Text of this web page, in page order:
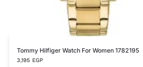
Tommy Hilfiger Watch For Women 1782195
3,195 EGP